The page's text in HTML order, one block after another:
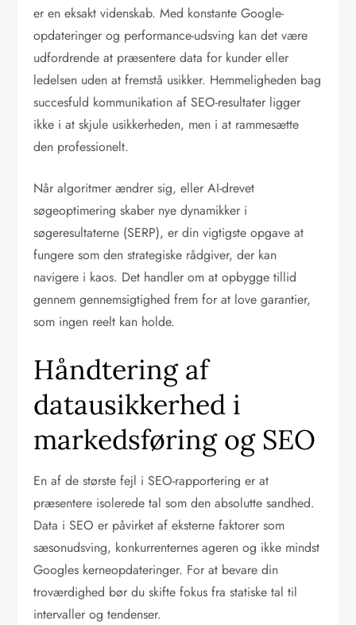
er en eksakt videnskab. Med konstante Google-
opdateringer og performance-udsving kan det være
udfordrende at præsentere data for kunder eller
ledelsen uden at fremstå usikker. Hemmeligheden bag
succesfuld kommunikation af SEO-resultater ligger
ikke i at skjule usikkerheden, men i at rammesætte
den professionelt.
Når algoritmer ændrer sig, eller AI-drevet
søgeoptimering skaber nye dynamikker i
søgeresultaterne (SERP), er din vigtigste opgave at
fungere som den strategiske rådgiver, der kan
navigere i kaos. Det handler om at opbygge tillid
gennem gennemsigtighed frem for at love garantier,
som ingen reelt kan holde.
Håndtering af
datausikkerhed i
markedsføring og SEO
En af de største fejl i SEO-rapportering er at
præsentere isolerede tal som den absolutte sandhed.
Data i SEO er påvirket af eksterne faktorer som
sæsonudsving, konkurrenternes ageren og ikke mindst
Googles kerneopdateringer. For at bevare din
troværdighed bør du skifte fokus fra statiske tal til
intervaller og tendenser.